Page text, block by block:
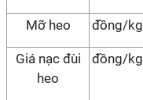
Mỡ heo đồng/kg
Giá nạc đùi
heo
đồng/kg